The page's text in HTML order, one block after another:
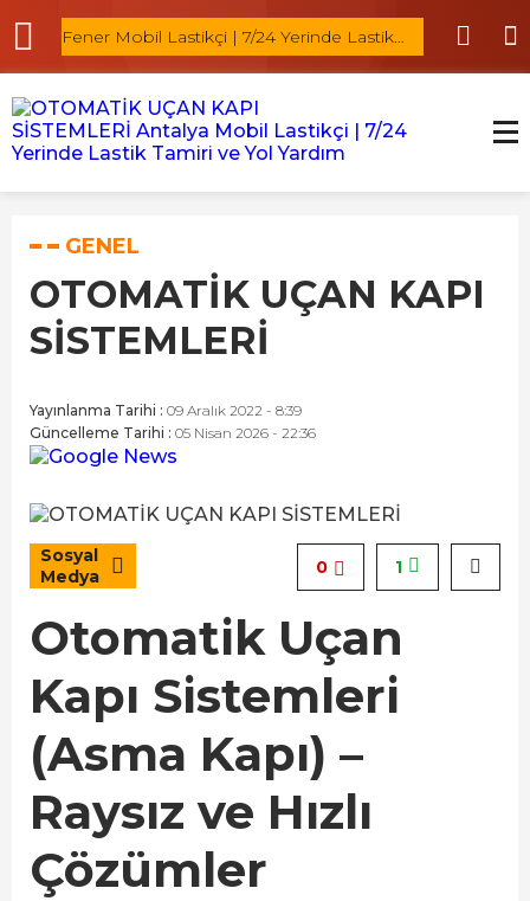
Fener Mobil Lastikçi | 7/24 Yerinde Lastik
Tamiri
GENEL
OTOMATİK UÇAN KAPI
SİSTEMLERİ
Yayınlanma Tarihi : 09 Aralık 2022 - 8:39
Güncelleme Tarihi : 05 Nisan 2026 - 22:36
Sosyal
Medya
1
0
Otomatik Uçan
Kapı Sistemleri
(Asma Kapı) –
Raysız ve Hızlı
Çözümler